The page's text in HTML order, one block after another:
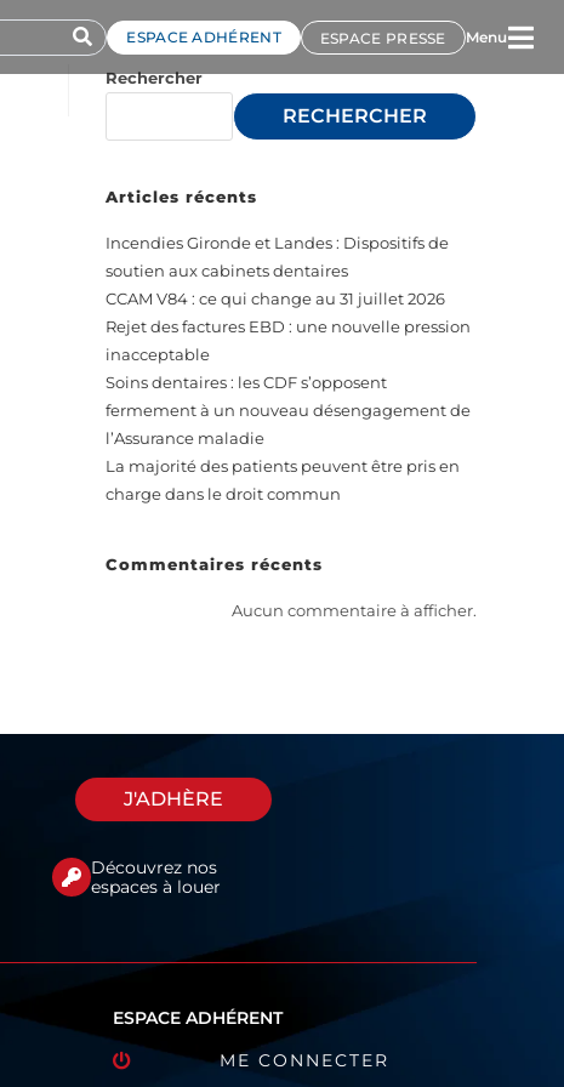
ESPACE ADHÉRENT ESPACE PRESSE Menu
Rechercher
RECHERCHER
Articles récents
Incendies Gironde et Landes : Dispositifs de
soutien aux cabinets dentaires
CCAM V84 : ce qui change au 31 juillet 2026
Rejet des factures EBD : une nouvelle pression
inacceptable
Soins dentaires : les CDF s’opposent
fermement à un nouveau désengagement de
l’Assurance maladie
La majorité des patients peuvent être pris en
charge dans le droit commun
Commentaires récents
Aucun commentaire à afficher.
J'ADHÈRE
Découvrez nos
espaces à louer
ESPACE ADHÉRENT
ME CONNECTER